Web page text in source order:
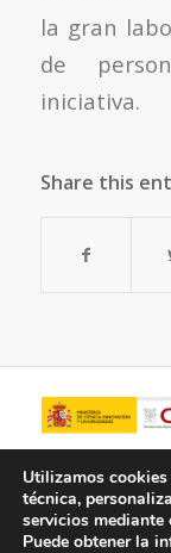
la gran
de
iniciativa.
Share this
Utilizamos
técnica,
servicios mediante
Puede obtener la